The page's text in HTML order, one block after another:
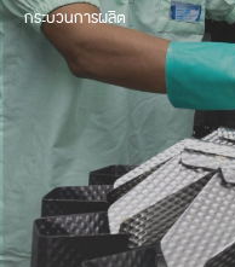
กระบวนการผลิต